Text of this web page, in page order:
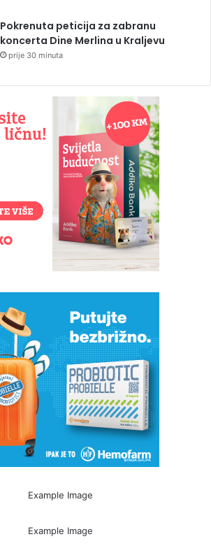
Pokrenuta peticija za zabranu
koncerta Dine Merlina u Kraljevu
prije 30 minuta